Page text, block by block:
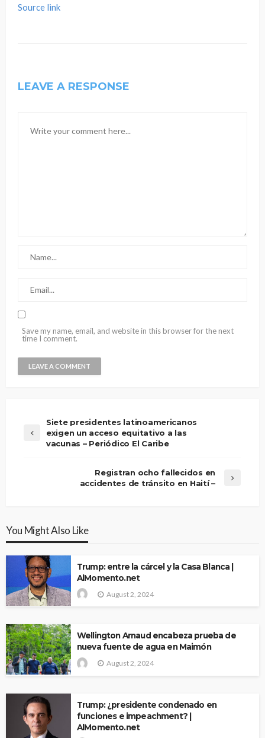
Source link
LEAVE A RESPONSE
Save my name, email, and website in this browser for the next
time I comment.
Siete presidentes latinoamericanos
exigen un acceso equitativo a las
vacunas – Periódico El Caribe
Registran ocho fallecidos en
accidentes de tránsito en Haití –
You Might Also Like
Trump: entre la cárcel y la Casa Blanca |
AlMomento.net
August 2, 2024
Wellington Arnaud encabeza prueba de
nueva fuente de agua en Maimón
August 2, 2024
Trump: ¿presidente condenado en
funciones e impeachment? |
AlMomento.net